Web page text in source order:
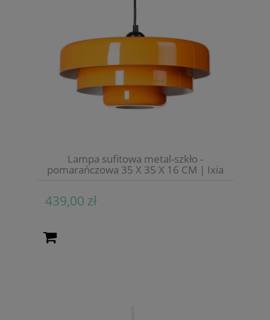
Lampa sufitowa metal-szkło -
pomarańczowa 35 X 35 X 16 CM | Ixia
439,00 zł